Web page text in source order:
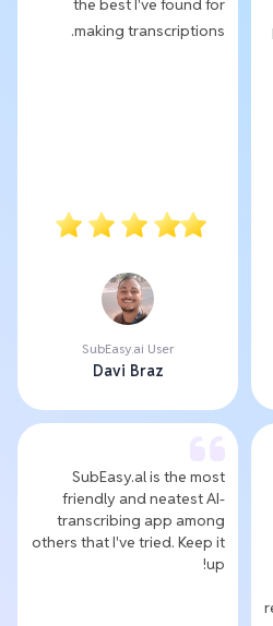
the best I've found for
making transcriptions.
SubEasy.ai User
Davi Braz
SubEasy.al is the most
friendly and neatest AI-
transcribing app among
others that I've tried. Keep it
up!